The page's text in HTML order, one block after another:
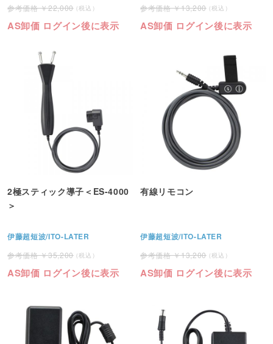
22,000
AS卸価 ログイン後に表示
13,200
AS卸価 ログイン後に表示
2極スティック導子＜ES-4000
＞
伊藤超短波/ITO-LATER
35,200
AS卸価 ログイン後に表示
有線リモコン
伊藤超短波/ITO-LATER
13,200
AS卸価 ログイン後に表示